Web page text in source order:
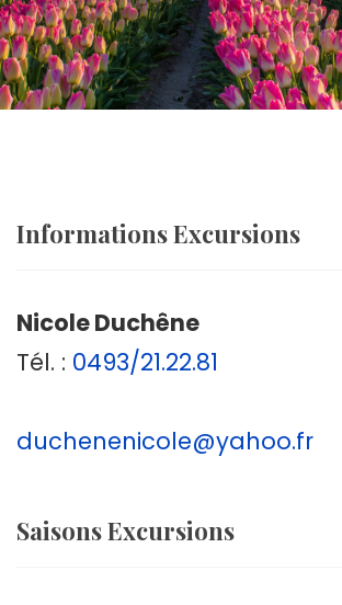
Informations Excursions
Nicole Duchêne
Tél. : 0493/21.22.81
duchenenicole@yahoo.fr
Saisons Excursions